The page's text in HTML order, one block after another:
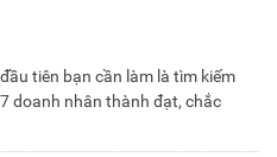
tiên bạn cần làm là tìm kiếm
doanh nhân thành đạt, chắc